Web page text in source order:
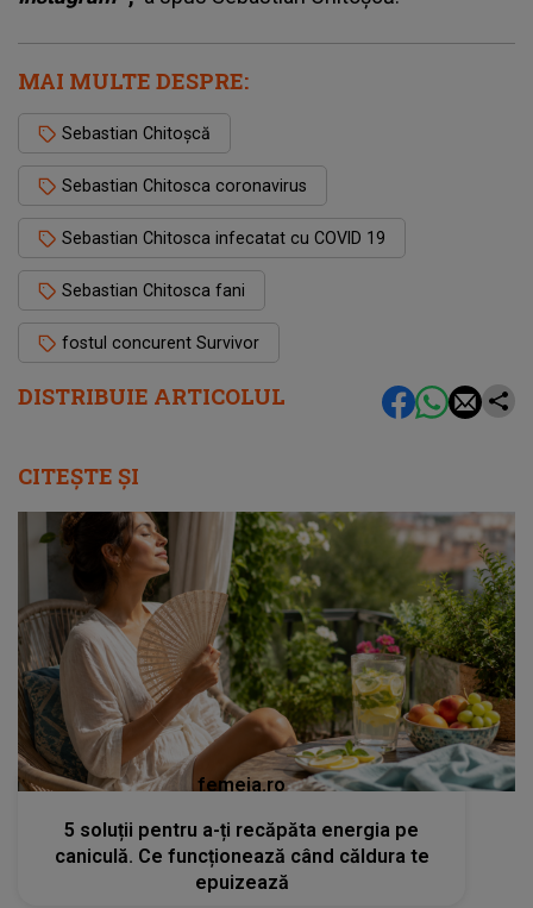
DISTRIBUIE ARTICOLUL
MAI MULTE DESPRE:
Sebastian Chitoșcă
Sebastian Chitosca coronavirus
Sebastian Chitosca infecatat cu COVID 19
Sebastian Chitosca fani
fostul concurent Survivor
CITEȘTE ȘI
femeia.ro
5 soluții pentru a-ți recăpăta energia pe
caniculă. Ce funcționează când căldura te
epuizează